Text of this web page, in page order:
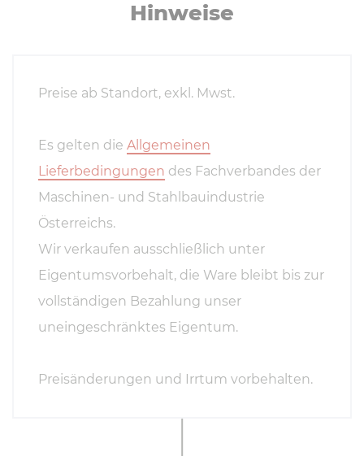
Hinweise
Preise ab Standort, exkl. Mwst.
Es gelten die Allgemeinen
Lieferbedingungen des Fachverbandes der
Maschinen- und Stahlbauindustrie
Österreichs.
Wir verkaufen ausschließlich unter
Eigentumsvorbehalt, die Ware bleibt bis zur
vollständigen Bezahlung unser
uneingeschränktes Eigentum.
Preisänderungen und Irrtum vorbehalten.